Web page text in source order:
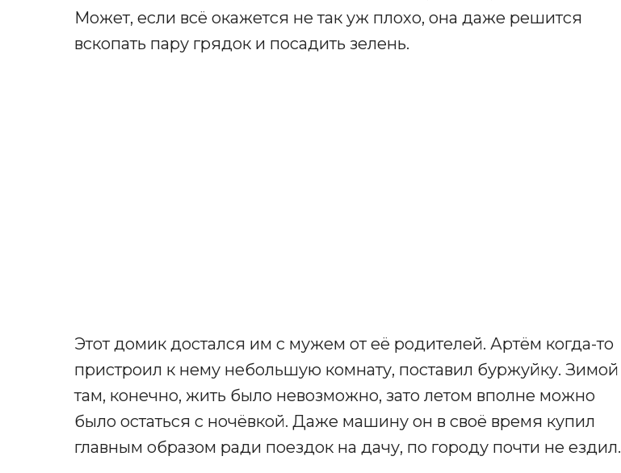
Может, если всё окажется не так уж плохо, она даже решится
вскопать пару грядок и посадить зелень.
Этот домик достался им с мужем от её родителей. Артём когда-то
пристроил к нему небольшую комнату, поставил буржуйку. Зимой
там, конечно, жить было невозможно, зато летом вполне можно
было остаться с ночёвкой. Даже машину он в своё время купил
главным образом ради поездок на дачу, по городу почти не ездил.